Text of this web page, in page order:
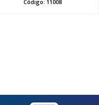
Código: 11008